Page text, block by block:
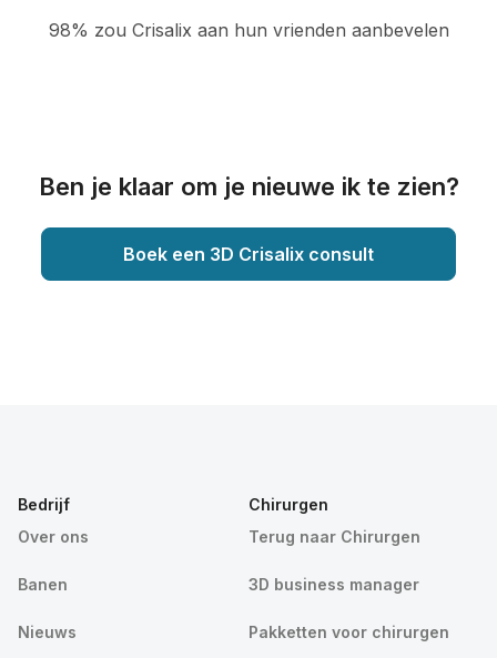
98% zou Crisalix aan hun vrienden aanbevelen
Ben je klaar om je nieuwe ik te zien?
Boek een 3D Crisalix consult
Bedrijf
Over ons
Banen
Nieuws
Chirurgen
Terug naar Chirurgen
3D business manager
Pakketten voor chirurgen